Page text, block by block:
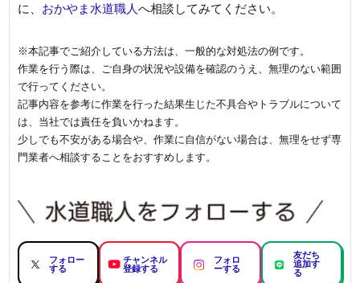
に、 おかやま水道職人へ相談してみてください。
※本記事でご紹介している方法は、一般的な対処法の例です。
作業を行う際は、ご自身の状況や設備を確認のうえ、無理のない範囲
で行ってください。
記事内容を参考に作業を行った結果生じた不具合やトラブルについて
は、当社では責任を負いかねます。
少しでも不安がある場合や、作業に自信がない場合は、無理をせず専
門業者へ相談することをおすすめします。
フォロー
する
チャンネル
登録する
フォロ
ーする
友だち
追加す
る